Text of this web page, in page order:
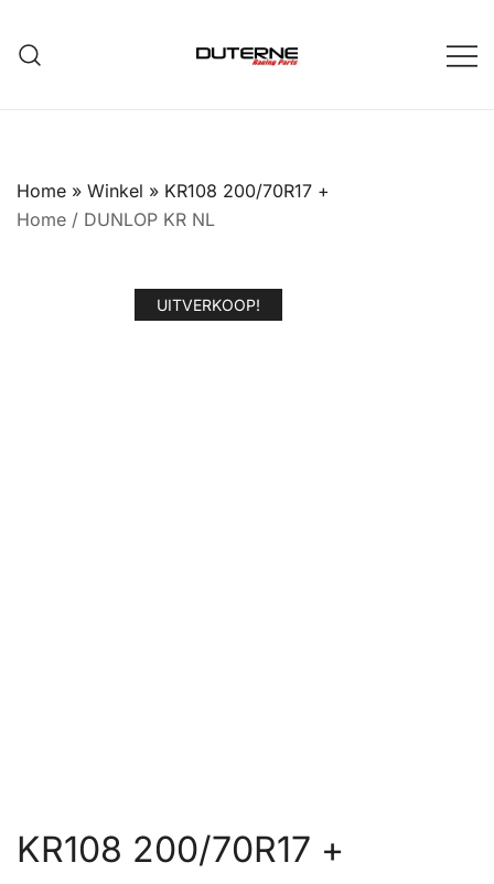
naar
Home » Winkel » KR108 200/70R17 +
Home / DUNLOP KR NL
UITVERKOOP!
KR108 200/70R17 +